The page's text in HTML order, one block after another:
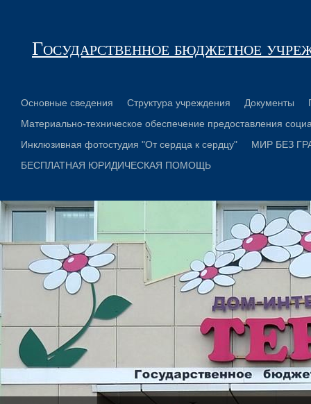
Государственное бюджетное
Основные сведения Структура учреждения Документы
Материально-техническое обеспечение предоставления
Инклюзивная фотостудия "От сердца к сердцу"
МИР БЕЗ
БЕСПЛАТНАЯ ЮРИДИЧЕСКАЯ ПОМОЩЬ